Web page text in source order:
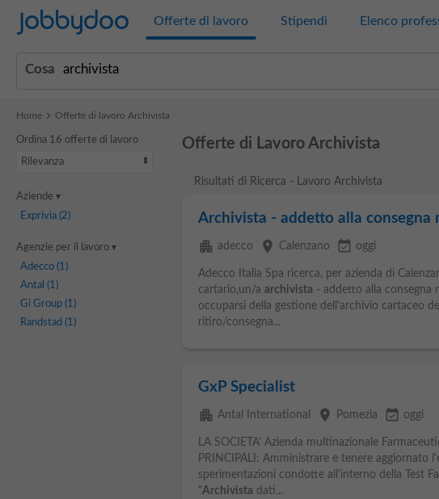
Jobbydoo Offerte di lavoro Stipendi Elenco
Cosa
Home Offerte di lavoro Archivista
Ordina 16 offerte di lavoro
Rilevanza
Aziende
Exprivia(2)
Agenzie per il lavoro
Adecco(1)
Antal (1)
Gi Group(1)
Randstad (1)
Offerte di Lavoro Archivista
Risultati di Ricerca - Lavoro Archivista
Archivista - addetto alla consegna
apartment adecco place Calenzano event_available oggi
Adecco Italia Spa ricerca, per azienda di
cartario,un/a archivista - addetto alla consegna
occuparsi della gestione dell'archivio cartaceo
ritiro/consegna...
GxP Specialist
apartment Antal International place Pomezia event_available oggi
LA SOCIETA’ Azienda multinazionale
PRINCIPALI: Amministrare e tenere aggiornato
sperimentazioni condotte all'interno della Test
"Archivista dati...